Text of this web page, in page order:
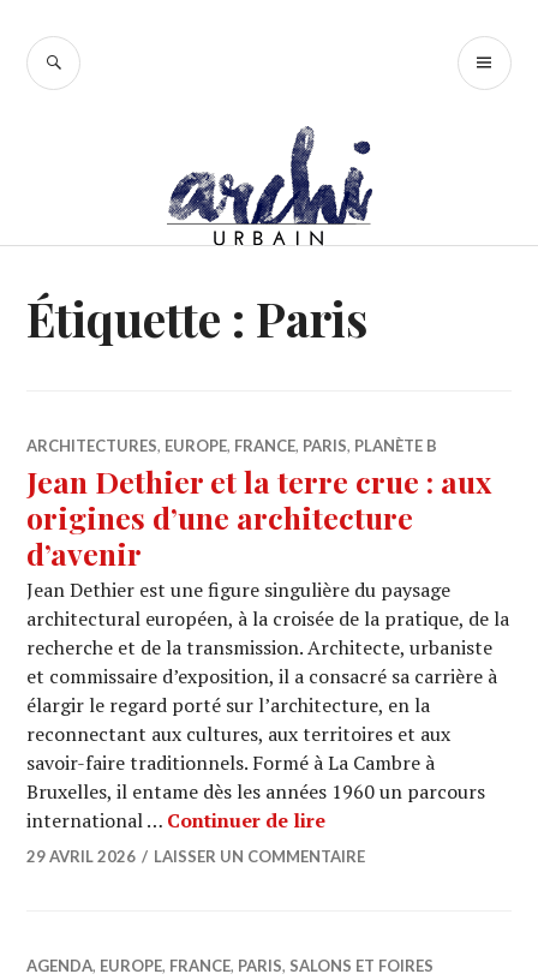
contenu
RECHERCHE
Étiquette : Paris
ARCHITECTURES, EUROPE, FRANCE, PARIS, PLANÈTE B
Jean Dethier et la terre crue : aux
origines d’une architecture
d’avenir
Jean Dethier est une figure singulière du paysage
architectural européen, à la croisée de la pratique, de la
recherche et de la transmission. Architecte, urbaniste
et commissaire d’exposition, il a consacré sa carrière à
élargir le regard porté sur l’architecture, en la
reconnectant aux cultures, aux territoires et aux
savoir-faire traditionnels. Formé à La Cambre à
Bruxelles, il entame dès les années 1960 un parcours
international … Continuer de lireJean Dethier et la
29 AVRIL 2026 LAISSER UN COMMENTAIRE
AGENDA, EUROPE, FRANCE, PARIS, SALONS ET FOIRES